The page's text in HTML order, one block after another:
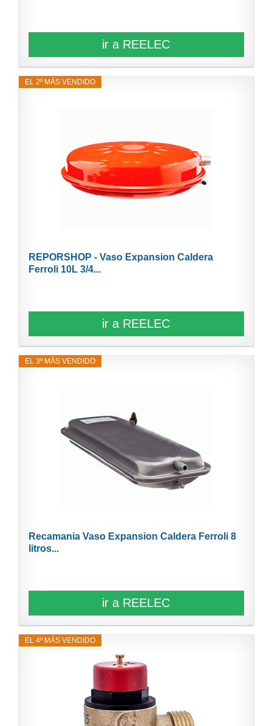
ir a REELEC
EL 2º MÁS VENDIDO
REPORSHOP - Vaso Expansion Caldera
Ferroli 10L 3/4...
ir a REELEC
EL 3º MÁS VENDIDO
Recamania Vaso Expansion Caldera Ferroli 8
litros...
ir a REELEC
EL 4º MÁS VENDIDO